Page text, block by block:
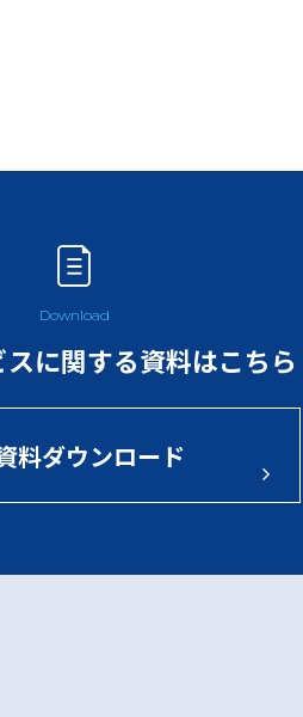
に関する資料はこちら
料ダウンロード